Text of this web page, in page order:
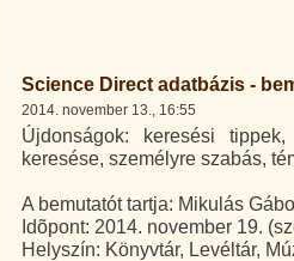
Science Direct adatbázis -
2014. november 13., 16:55
Újdonságok: keresési
keresése, személyre szabás,
A bemutatót tartja: Mikulás
Idõpont: 2014. november 19.
Helyszín: Könyvtár, Levéltár,